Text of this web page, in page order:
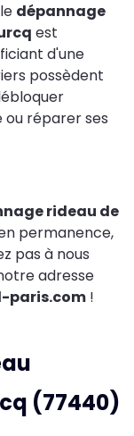
dépannage
est
d'une
possèdent
réparer ses
rideau de
permanence,
pas à nous
adresse
paris.com !
(77440)